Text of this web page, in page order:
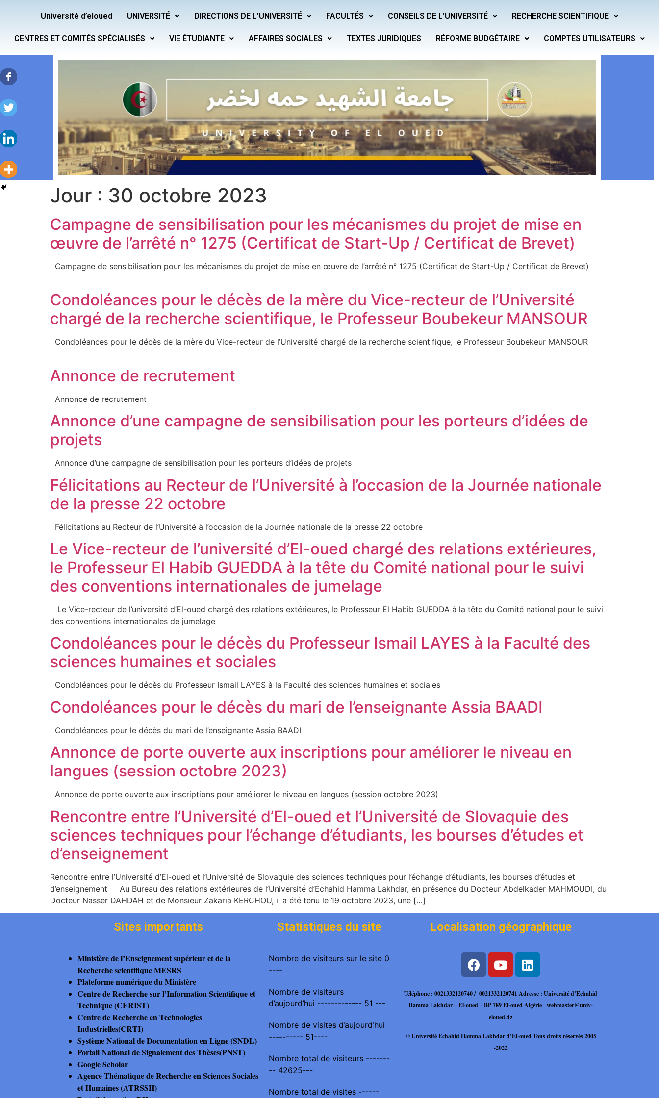
Université d’eloued UNIVERSITÉ DIRECTIONS DE L’UNIVERSITÉ FACULTÉS CONSEILS DE L’UNIVERSITÉ RECHERCHE SCIENTIFIQUE
CENTRES ET COMITÉS SPÉCIALISÉS VIE ÉTUDIANTE AFFAIRES SOCIALES TEXTES JURIDIQUES RÉFORME BUDGÉTAIRE COMPTES UTILISATEURS
Jour : 30 octobre 2023
Campagne de sensibilisation pour les mécanismes du projet de mise en
œuvre de l’arrêté n° 1275 (Certificat de Start-Up / Certificat de Brevet)
Campagne de sensibilisation pour les mécanismes du projet de mise en œuvre de l’arrêté n° 1275 (Certificat de Start-Up / Certificat de Brevet)
Condoléances pour le décès de la mère du Vice-recteur de l’Université
chargé de la recherche scientifique, le Professeur Boubekeur MANSOUR
Condoléances pour le décès de la mère du Vice-recteur de l’Université chargé de la recherche scientifique, le Professeur Boubekeur MANSOUR
Annonce de recrutement
Annonce de recrutement
Annonce d’une campagne de sensibilisation pour les porteurs d’idées de
projets
Annonce d’une campagne de sensibilisation pour les porteurs d’idées de projets
Félicitations au Recteur de l’Université à l’occasion de la Journée nationale
de la presse 22 octobre
Félicitations au Recteur de l’Université à l’occasion de la Journée nationale de la presse 22 octobre
Le Vice-recteur de l’université d’El-oued chargé des relations extérieures,
le Professeur El Habib GUEDDA à la tête du Comité national pour le suivi
des conventions internationales de jumelage
Le Vice-recteur de l’université d’El-oued chargé des relations extérieures, le Professeur El Habib GUEDDA à la tête du Comité national pour le suivi
des conventions internationales de jumelage
Condoléances pour le décès du Professeur Ismail LAYES à la Faculté des
sciences humaines et sociales
Condoléances pour le décès du Professeur Ismail LAYES à la Faculté des sciences humaines et sociales
Condoléances pour le décès du mari de l’enseignante Assia BAADI
Condoléances pour le décès du mari de l’enseignante Assia BAADI
Annonce de porte ouverte aux inscriptions pour améliorer le niveau en
langues (session octobre 2023)
Annonce de porte ouverte aux inscriptions pour améliorer le niveau en langues (session octobre 2023)
Rencontre entre l’Université d’El-oued et l’Université de Slovaquie des
sciences techniques pour l’échange d’étudiants, les bourses d’études et
d’enseignement
Rencontre entre l’Université d’El-oued et l’Université de Slovaquie des sciences techniques pour l’échange d’étudiants, les bourses d’études et
d’enseignement Au Bureau des relations extérieures de l’Université d’Echahid Hamma Lakhdar, en présence du Docteur Abdelkader MAHMOUDI, du
Docteur Nasser DAHDAH et de Monsieur Zakaria KERCHOU, il a été tenu le 19 octobre 2023, une […]
Sites importants
Ministère de l’Enseignement supérieur et de la
Recherche scientifique MESRS
Plateforme numérique du Ministère
Centre de Recherche sur l’Information Scientifique et
Technique (CERIST)
Centre de Recherche en Technologies
Industrielles(CRTI)
Système National de Documentation en Ligne (SNDL)
Portail National de Signalement des Thèses(PNST)
Google Scholar
Agence Thématique de Recherche en Sciences Sociales
et Humaines (ATRSSH)
Statistiques du site
Nombre de visiteurs sur le site 0
----
Nombre de visiteurs
d’aujourd’hui ------------- 51 ---
Nombre de visites d’aujourd’hui
---------- 51----
Nombre total de visiteurs -------
-- 42625---
Nombre total de visites ------
Localisation géographique
Téléphone : 0021332120740 / 0021332120741Adresse : Université d’Echahid
Hamma Lakhdar – El-oued – BP 789 El-oued Algérie
webmaster@univ-
eloued.dz
© Université Echahid HammaLakhdar d’El-oued Tous droits réservés 2005
-2022